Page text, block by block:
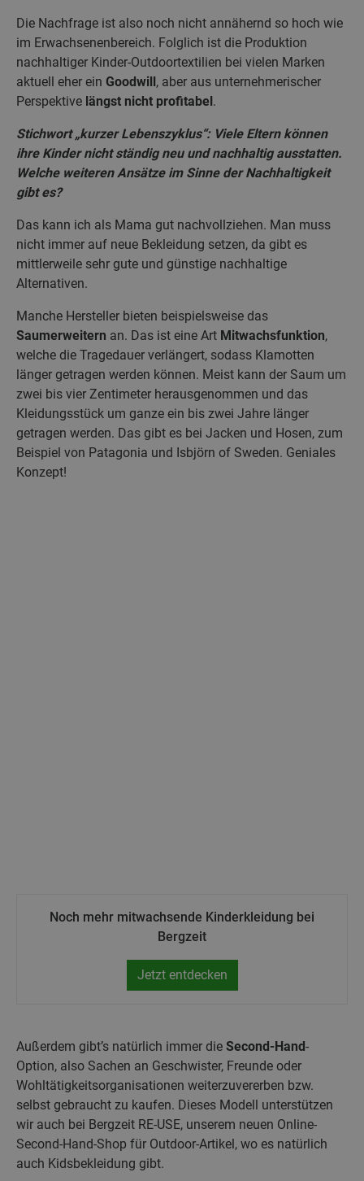
Die Nachfrage ist also noch nicht annähernd so hoch wie
im Erwachsenenbereich. Folglich ist die Produktion
nachhaltiger Kinder-Outdoortextilien bei vielen Marken
aktuell eher ein Goodwill, aber aus unternehmerischer
Perspektive längst nicht profitabel.
Stichwort „kurzer Lebenszyklus“: Viele Eltern können
ihre Kinder nicht ständig neu und nachhaltig ausstatten.
Welche weiteren Ansätze im Sinne der Nachhaltigkeit
gibt es?
Das kann ich als Mama gut nachvollziehen. Man muss
nicht immer auf neue Bekleidung setzen, da gibt es
mittlerweile sehr gute und günstige nachhaltige
Alternativen.
Manche Hersteller bieten beispielsweise das
Saumerweitern an. Das ist eine Art Mitwachsfunktion,
welche die Tragedauer verlängert, sodass Klamotten
länger getragen werden können. Meist kann der Saum um
zwei bis vier Zentimeter herausgenommen und das
Kleidungsstück um ganze ein bis zwei Jahre länger
getragen werden. Das gibt es bei Jacken und Hosen, zum
Beispiel von Patagonia und Isbjörn of Sweden. Geniales
Konzept!
Noch mehr mitwachsende Kinderkleidung bei
Bergzeit
Jetzt entdecken
Außerdem gibt’s natürlich immer die Second-Hand-
Option, also Sachen an Geschwister, Freunde oder
Wohltätigkeitsorganisationen weiterzuvererben bzw.
selbst gebraucht zu kaufen. Dieses Modell unterstützen
wir auch bei Bergzeit RE-USE, unserem neuen Online-
Second-Hand-Shop für Outdoor-Artikel, wo es natürlich
auch Kidsbekleidung gibt.